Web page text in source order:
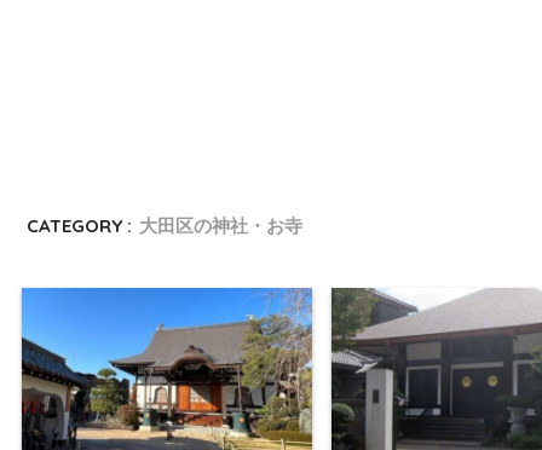
CATEGORY : 大田区の神社・お寺